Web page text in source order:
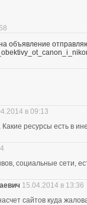
объявление
в 09:13
ресурсы есть в
социальные сети,
15.04.2014 в 13:36
сайтов куда